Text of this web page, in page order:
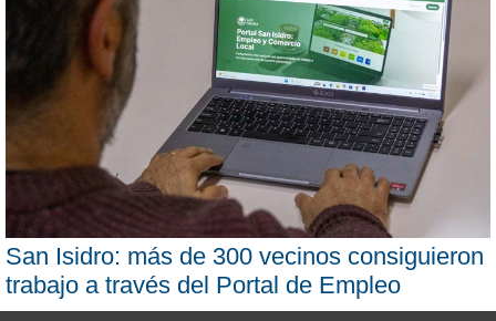
San Isidro: más de 300 vecinos consiguieron
trabajo a través del Portal de Empleo